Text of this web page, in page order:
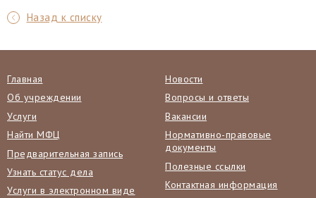
Назад к списку
Главная
Об учреждении
Услуги
Найти МФЦ
Предварительная запись
Узнать статус дела
Услуги в электронном виде
Новости
Вопросы и ответы
Вакансии
Нормативно-правовые
документы
Полезные ссылки
Контактная информация